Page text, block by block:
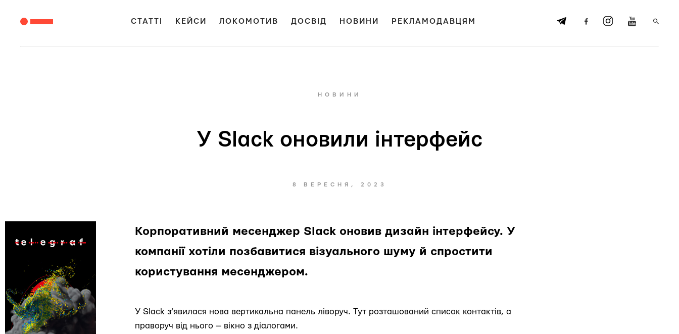
СТАТТІ КЕЙСИ ЛОКОМОТИВ ДОСВІД НОВИНИ РЕКЛАМОДАВЦЯМ
НОВИНИ
У Slack оновили інтерфейс
8 ВЕРЕСНЯ, 2023
Корпоративний месенджер Slack оновив дизайн інтерфейсу. У
компанії хотіли позбавитися візуального шуму й спростити
користування месенджером.
У Slack з’явилася нова вертикальна панель ліворуч. Тут розташований список контактів, а
праворуч від нього — вікно з діалогами.